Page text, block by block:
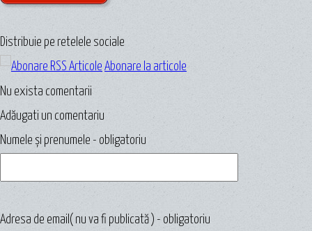
Distribuie pe retelele sociale
Abonare la articole
Nu exista comentarii
Adăugati un comentariu
Numele și prenumele - obligatoriu
Adresa de email( nu va fi publicată ) - obligatoriu